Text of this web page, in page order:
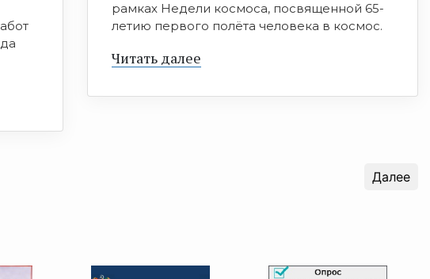
рамках Недели космоса, посвященной 65-
летию первого полёта человека в космос.
Читать далее
Далее